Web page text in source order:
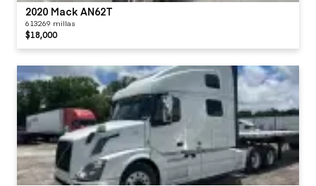
2020 Mack AN62T
613269 millas
$18,000